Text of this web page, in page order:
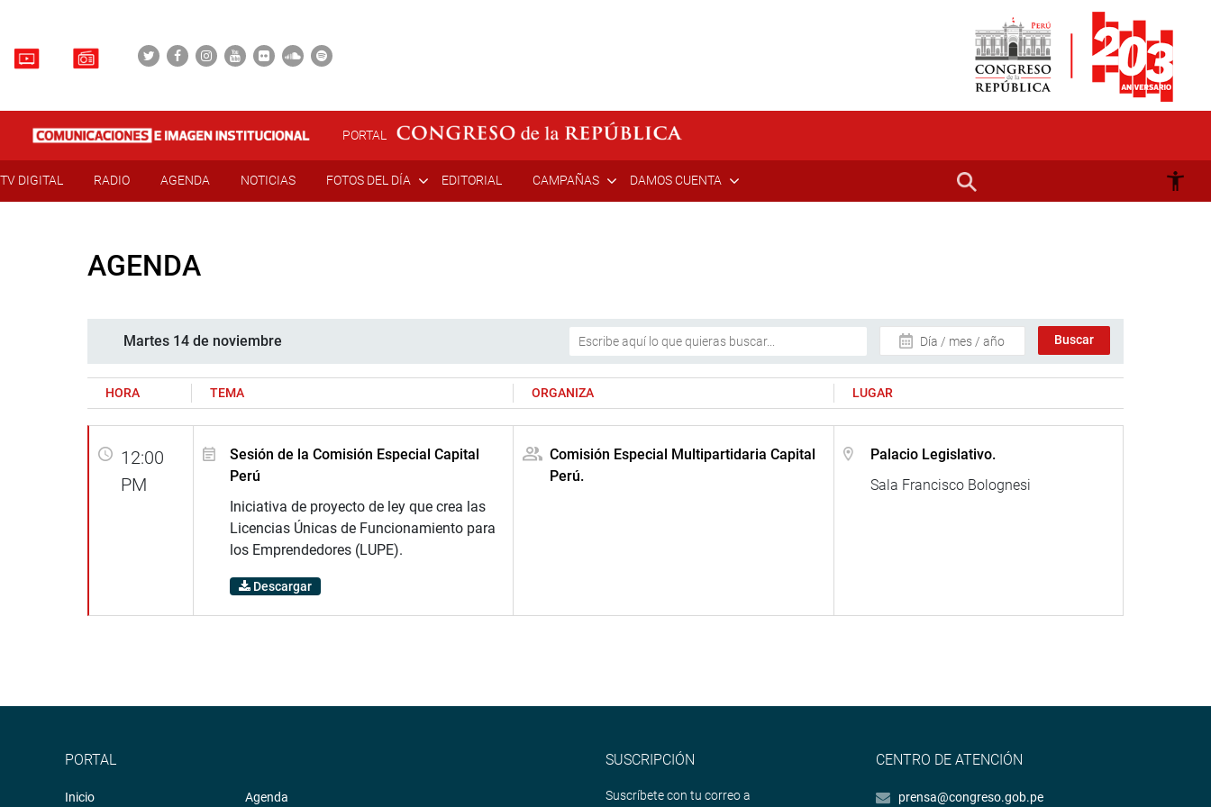
PORTAL
TV DIGITAL RADIO AGENDA NOTICIAS FOTOS DEL DÍA EDITORIAL CAMPAÑAS DAMOS CUENTA
AGENDA
Martes 14 de noviembre Día / mes / año
HORA TEMA ORGANIZA LUGAR
12:00
PM
Sesión de la Comisión Especial Capital
Perú
Iniciativa de proyecto de ley que crea las
Licencias Únicas de Funcionamiento para
los Emprendedores (LUPE).
Descargar
Comisión Especial Multipartidaria Capital
Perú.
Palacio Legislativo.
Sala Francisco Bolognesi
PORTAL
Inicio Agenda
SUSCRIPCIÓN
Suscríbete con tu correo a
CENTRO DE ATENCIÓN
prensa@congreso.gob.pe